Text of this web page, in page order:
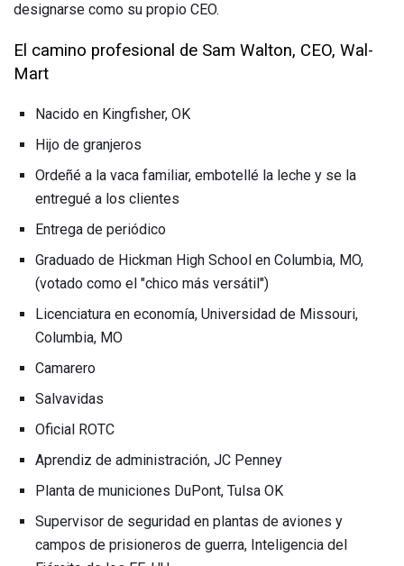
designarse como su propio CEO.
El camino profesional de Sam Walton, CEO, Wal-
Mart
Nacido en Kingfisher, OK
Hijo de granjeros
Ordeñé a la vaca familiar, embotellé la leche y se la
entregué a los clientes
Entrega de periódico
Graduado de Hickman High School en Columbia, MO,
(votado como el "chico más versátil")
Licenciatura en economía, Universidad de Missouri,
Columbia, MO
Camarero
Salvavidas
Oficial ROTC
Aprendiz de administración, JC Penney
Planta de municiones DuPont, Tulsa OK
Supervisor de seguridad en plantas de aviones y
campos de prisioneros de guerra, Inteligencia del